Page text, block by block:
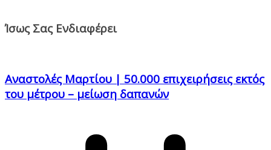
Ίσως Σας Ενδιαφέρει
Αναστολές Μαρτίου | 50.000 επιχειρήσεις εκτός
του μέτρου – μείωση δαπανών